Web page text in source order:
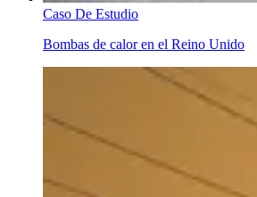
Caso De Estudio
Bombas de calor en el Reino Unido